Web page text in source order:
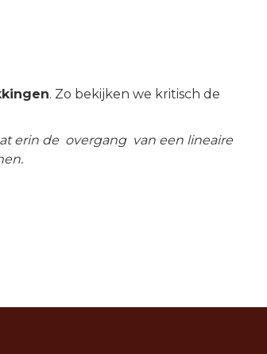
. Zo bekijken we kritisch de
erin de overgang van een lineaire